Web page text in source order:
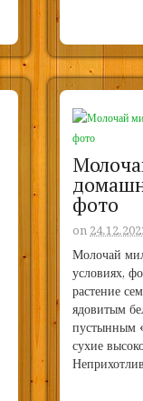
фото
on
Молочай
условиях,
растение
ядовитым
пустынным
сухие